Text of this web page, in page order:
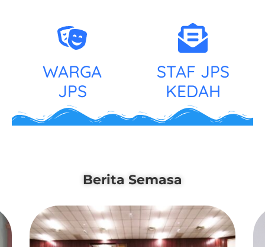
WARGA
JPS
STAF JPS
KEDAH
Berita Semasa